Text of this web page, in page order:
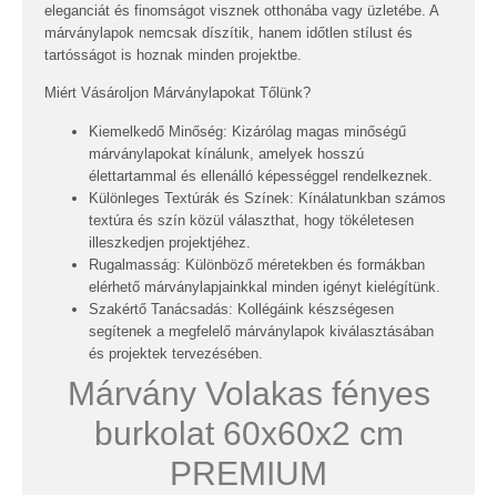
eleganciát és finomságot visznek otthonába vagy üzletébe. A
márványlapok nemcsak díszítik, hanem időtlen stílust és
tartósságot is hoznak minden projektbe.
Miért Vásároljon Márványlapokat Tőlünk?
Kiemelkedő Minőség: Kizárólag magas minőségű
márványlapokat kínálunk, amelyek hosszú
élettartammal és ellenálló képességgel rendelkeznek.
Különleges Textúrák és Színek: Kínálatunkban számos
textúra és szín közül választhat, hogy tökéletesen
illeszkedjen projektjéhez.
Rugalmasság: Különböző méretekben és formákban
elérhető márványlapjainkkal minden igényt kielégítünk.
Szakértő Tanácsadás: Kollégáink készségesen
segítenek a megfelelő márványlapok kiválasztásában
és projektek tervezésében.
Márvány Volakas fényes
burkolat 60x60x2 cm
PREMIUM